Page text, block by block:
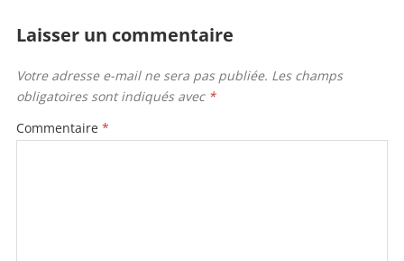
itt
er
c
e
b
o
o
ai
l
ai
l
ta
g
er
Laisser un commentaire
Votre adresse e-mail ne sera pas publiée. Les champs
obligatoires sont indiqués avec *
Commentaire *